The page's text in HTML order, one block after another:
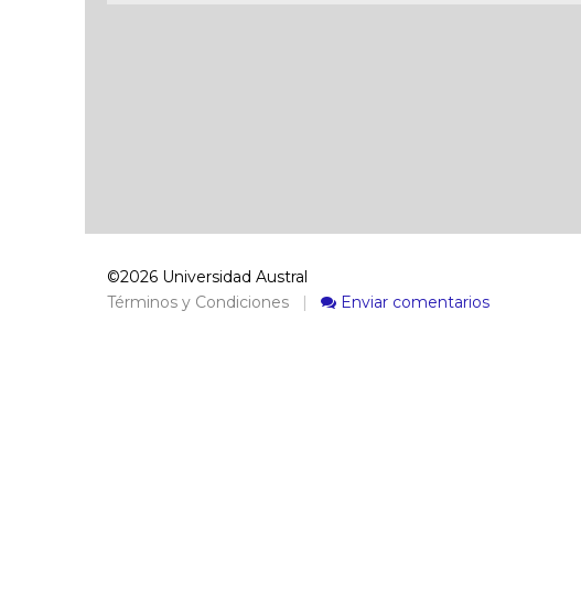
©2026 Universidad Austral
Términos y Condiciones | Enviar comentarios